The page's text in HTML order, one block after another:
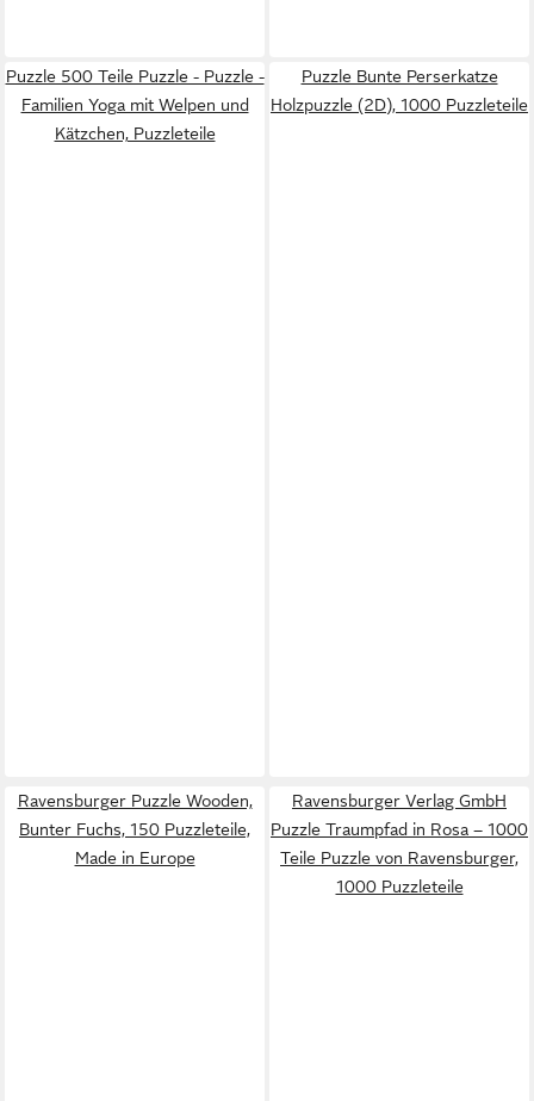
Puzzle 500 Teile Puzzle - Puzzle -
Familien Yoga mit Welpen und
Kätzchen, Puzzleteile
Puzzle Bunte Perserkatze
Holzpuzzle (2D), 1000 Puzzleteile
Ravensburger Puzzle Wooden,
Bunter Fuchs, 150 Puzzleteile,
Made in Europe
Ravensburger Verlag GmbH
Puzzle Traumpfad in Rosa – 1000
Teile Puzzle von Ravensburger,
1000 Puzzleteile